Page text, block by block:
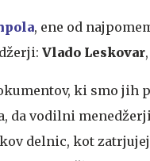
, ene od
Vlado Leskovar,
ki smo jih
da vodilni
delnic, kot